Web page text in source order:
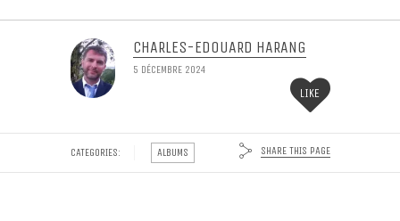
CHARLES-EDOUARD HARANG
5 DÉCEMBRE 2024
LIKE
CATEGORIES: ALBUMS SHARE THIS PAGE